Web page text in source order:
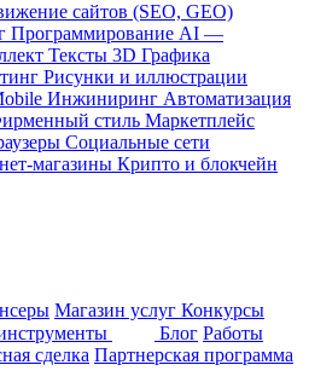
сайтов (SEO, GEO)
Программирование AI —
Тексты 3D Графика
Рисунки и иллюстрации
Инжиниринг Автоматизация
стиль Маркетплейс
Социальные сети
магазины Крипто и блокчейн
Магазин услуг Конкурсы
Блог Работы
сделка Партнерская программа